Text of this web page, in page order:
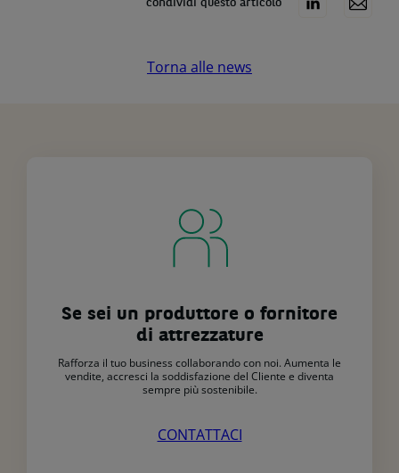
condividi questo articolo
Torna alle news
Se sei un produttore o fornitore
di attrezzature
Rafforza il tuo business collaborando con noi. Aumenta le
vendite, accresci la soddisfazione del Cliente e diventa
sempre più sostenibile.
CONTATTACI